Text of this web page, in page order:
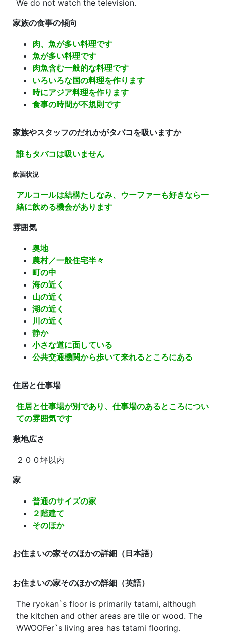
We do not watch the television.
家族の食事の傾向
肉、魚が多い料理です
魚が多い料理です
肉魚含む一般的な料理です
いろいろな国の料理を作ります
時にアジア料理を作ります
食事の時間が不規則です
家族やスタッフのだれかがタバコを吸いますか
誰もタバコは吸いません
飲酒状況
アルコールは結構たしなみ、ウーファーも好きなら一
緒に飲める機会があります
雰囲気
奥地
農村／一般住宅半々
町の中
海の近く
山の近く
湖の近く
川の近く
静か
小さな道に面している
公共交通機関から歩いて来れるところにある
住居と仕事場
住居と仕事場が別であり、仕事場のあるところについ
ての雰囲気です
敷地広さ
２００坪以内
家
普通のサイズの家
２階建て
そのほか
お住まいの家そのほかの詳細（日本語）
お住まいの家そのほかの詳細（英語）
The ryokan`s floor is primarily tatami, although
the kitchen and other areas are tile or wood. The
WWOOFer`s living area has tatami flooring.